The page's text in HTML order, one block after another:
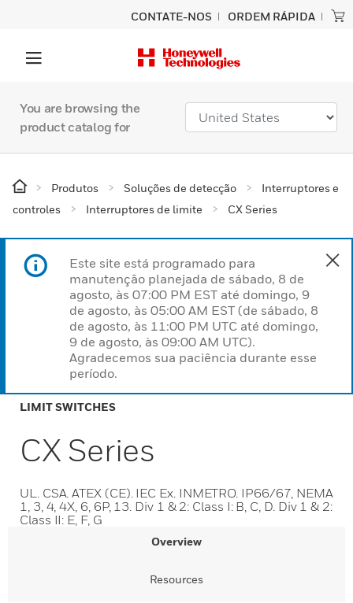
CONTATE-NOS ORDEM RÁPIDA
You are browsing the
product catalog for
Produtos Soluções de detecção
Interruptores e
controles
Interruptores de limite CX Series
Este site está programado para
manutenção planejada de sábado, 8 de
agosto, às 07:00 PM EST até domingo, 9
de agosto, às 05:00 AM EST (de sábado, 8
de agosto, às 11:00 PM UTC até domingo,
9 de agosto, às 09:00 AM UTC).
Agradecemos sua paciência durante esse
período.
LIMIT SWITCHES
CX Series
UL. CSA. ATEX (CE). IEC Ex. INMETRO. IP66/67, NEMA
1, 3, 4, 4X, 6, 6P, 13. Div 1 & 2: Class I: B, C, D. Div 1 & 2:
Class II: E, F, G
Overview
Resources